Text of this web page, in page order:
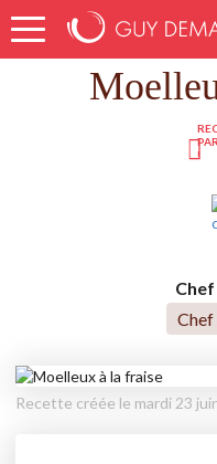
Accueil Recettes
!
Chef
Recette créée le mardi 23